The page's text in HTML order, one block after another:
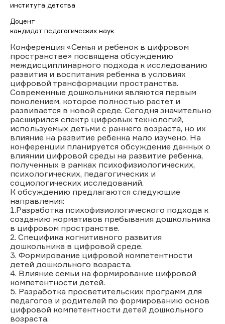
института детства
Доцент
кандидат педагогических наук
Конференция «Семья и ребенок в цифровом
пространстве» посвящена обсуждению
междисциплинарного подхода к исследованию
развития и воспитания ребенка в условиях
цифровой трансформации пространства.
Современные дошкольники являются первым
поколением, которое полностью растет и
развивается в новой среде. Сегодня значительно
расширился спектр цифровых технологий,
используемых детьми с раннего возраста, но их
влияние на развитие ребенка мало изучено. На
конференции планируется обсуждение данных о
влиянии цифровой среды на развитие ребенка,
полученных в рамках психофизиологических,
психологических, педагогических и
социологических исследований.
К обсуждению предлагаются следующие
направления:
1.Разработка психофизиологического подхода к
созданию нормативов пребывания дошкольника
в цифровом пространстве.
2. Специфика когнитивного развития
дошкольника в цифровой среде.
3. Формирование цифровой компетентности
детей дошкольного возраста.
4. Влияние семьи на формирование цифровой
компетентности детей.
5. Разработка просветительских программ для
педагогов и родителей по формированию основ
цифровой компетентности детей дошкольного
возраста.